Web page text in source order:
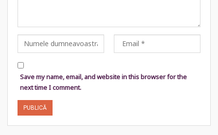
Save my name, email, and website in this browser for the
next time I comment.